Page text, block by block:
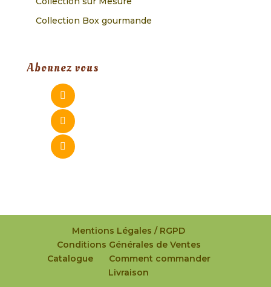
Collection Box gourmande
Abonnez vous
Mentions Légales / RGPD
Conditions Générales de Ventes
Catalogue
Comment commander
Livraison